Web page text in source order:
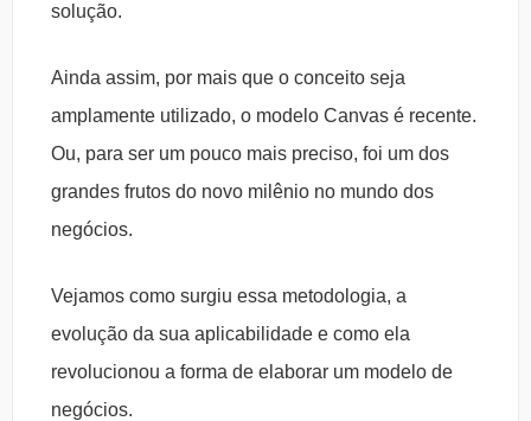
solução.
Ainda assim, por mais que o conceito seja
amplamente utilizado, o modelo Canvas é recente.
Ou, para ser um pouco mais preciso, foi um dos
grandes frutos do novo milênio no mundo dos
negócios.
Vejamos como surgiu essa metodologia, a
evolução da sua aplicabilidade e como ela
revolucionou a forma de elaborar um modelo de
negócios.